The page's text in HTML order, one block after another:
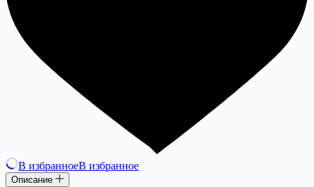
В избранноеВ избранное
Описание